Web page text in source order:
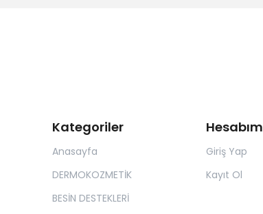
Kategoriler
Anasayfa
DERMOKOZMETİK
BESİN DESTEKLERİ
Hesabım
Giriş Yap
Kayıt Ol